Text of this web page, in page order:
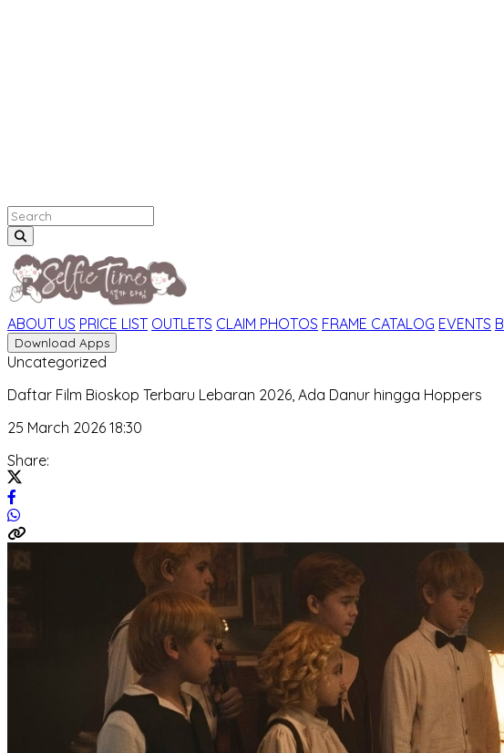
ABOUT US PRICE LIST OUTLETS CLAIM PHOTOS FRAME CATALOG EVENTS
Download Apps
Uncategorized
Daftar Film Bioskop Terbaru Lebaran 2026, Ada Danur hingga Hoppers
25 March 2026 18:30
Share: